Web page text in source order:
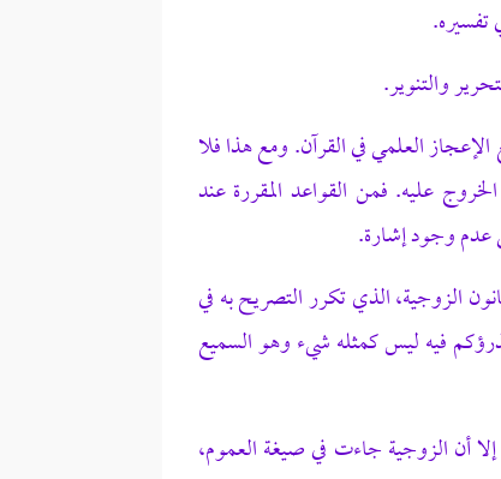
تفسيره.
والتنوير.
العلمي في القرآن. ومع هذا فلا
عليه. فمن القواعد المقررة عند
عدم وجود إشارة.
الزوجية، الذي تكرر التصريح به في
فيه ليس كمثله شيء وهو السميع
الزوجية وردت في النبات: ( وأنبتنا فيها من كل زوج بهيج ) سورة ق – 7 . إلا أن الزوجية جاءت في صيغة العموم،